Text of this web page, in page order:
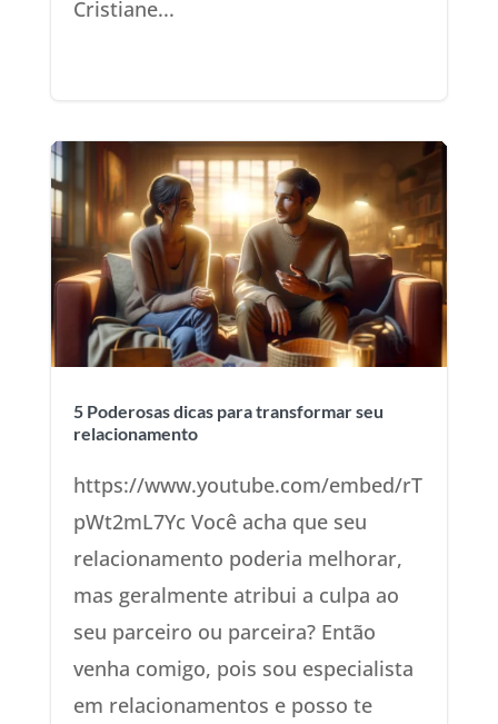
Cristiane...
5 Poderosas dicas para transformar seu
relacionamento
https://www.youtube.com/embed/rT
pWt2mL7Yc Você acha que seu
relacionamento poderia melhorar,
mas geralmente atribui a culpa ao
seu parceiro ou parceira? Então
venha comigo, pois sou especialista
em relacionamentos e posso te